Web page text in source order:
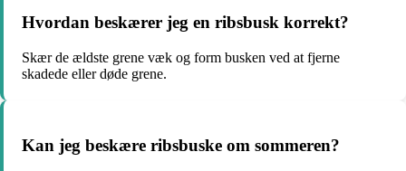
Hvordan beskærer jeg en ribsbusk korrekt?
Skær de ældste grene væk og form busken ved at fjerne
skadede eller døde grene.
Kan jeg beskære ribsbuske om sommeren?